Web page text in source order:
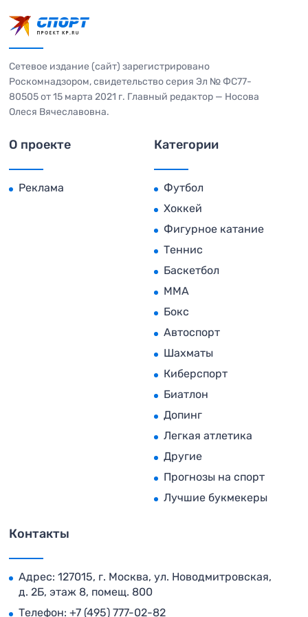
Сетевое издание (сайт) зарегистрировано
Роскомнадзором, свидетельство серия Эл № ФС77-
80505 от 15 марта 2021 г. Главный редактор — Носова
Олеся Вячеславовна.
О проекте
Реклама
Категории
Футбол
Хоккей
Фигурное катание
Теннис
Баскетбол
MMA
Бокс
Автоспорт
Шахматы
Киберспорт
Биатлон
Допинг
Легкая атлетика
Другие
Прогнозы на спорт
Лучшие букмекеры
Контакты
Адрес: 127015, г. Москва, ул. Новодмитровская,
д. 2Б, этаж 8, помещ. 800
Телефон: +7 (495) 777-02-82